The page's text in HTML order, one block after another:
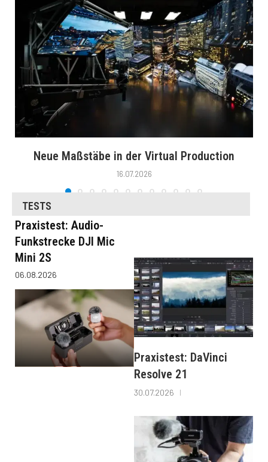
Neue Maßstäbe in der Virtual Production
16.07.2026
TESTS
Praxistest: Audio-
Funkstrecke DJI Mic
Mini 2S
06.08.2026
Praxistest: DaVinci
Resolve 21
30.07.2026